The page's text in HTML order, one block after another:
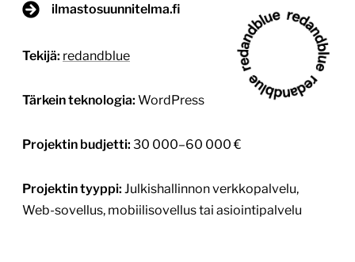
ilmastosuunnitelma.fi
Tekijä: redandblue
Tärkein teknologia: WordPress
Projektin budjetti: 30 000–60 000 €
Projektin tyyppi: Julkishallinnon verkkopalvelu,
Web-sovellus, mobiilisovellus tai asiointipalvelu